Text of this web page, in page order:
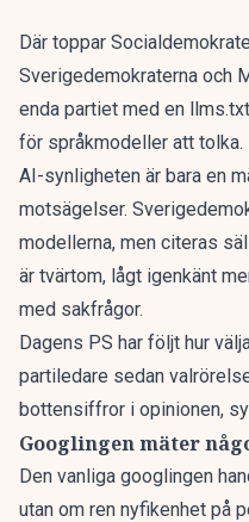
Där toppar
Sverigedemokraterna och
enda partiet med en
för språkmodeller att tolka.
AI-synligheten är bara en
motsägelser.
modellerna, men citeras
är tvärtom, lågt igenkänt
med sakfrågor.
Dagens PS har följt hur
partiledare sedan
bottensiffror i opinionen,
Googlingen mäter
Den vanliga googlingen
utan om ren nyfikenhet på